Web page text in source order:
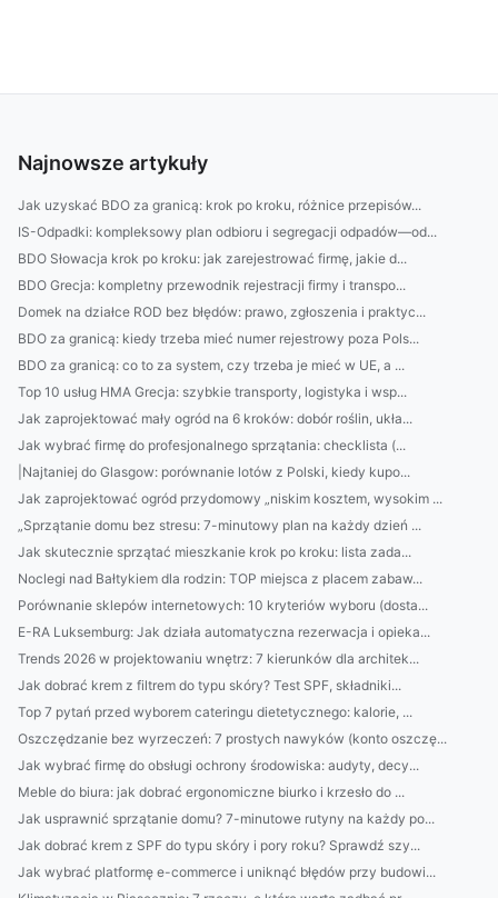
Najnowsze artykuły
Jak uzyskać BDO za granicą: krok po kroku, różnice przepisów...
IS-Odpadki: kompleksowy plan odbioru i segregacji odpadów—od...
BDO Słowacja krok po kroku: jak zarejestrować firmę, jakie d...
BDO Grecja: kompletny przewodnik rejestracji firmy i transpo...
Domek na działce ROD bez błędów: prawo, zgłoszenia i praktyc...
BDO za granicą: kiedy trzeba mieć numer rejestrowy poza Pols...
BDO za granicą: co to za system, czy trzeba je mieć w UE, a ...
Top 10 usług HMA Grecja: szybkie transporty, logistyka i wsp...
Jak zaprojektować mały ogród na 6 kroków: dobór roślin, ukła...
Jak wybrać firmę do profesjonalnego sprzątania: checklista (...
|Najtaniej do Glasgow: porównanie lotów z Polski, kiedy kupo...
Jak zaprojektować ogród przydomowy „niskim kosztem, wysokim ...
„Sprzątanie domu bez stresu: 7-minutowy plan na każdy dzień ...
Jak skutecznie sprzątać mieszkanie krok po kroku: lista zada...
Noclegi nad Bałtykiem dla rodzin: TOP miejsca z placem zabaw...
Porównanie sklepów internetowych: 10 kryteriów wyboru (dosta...
E-RA Luksemburg: Jak działa automatyczna rezerwacja i opieka...
Trends 2026 w projektowaniu wnętrz: 7 kierunków dla architek...
Jak dobrać krem z filtrem do typu skóry? Test SPF, składniki...
Top 7 pytań przed wyborem cateringu dietetycznego: kalorie, ...
Oszczędzanie bez wyrzeczeń: 7 prostych nawyków (konto oszczę...
Jak wybrać firmę do obsługi ochrony środowiska: audyty, decy...
Meble do biura: jak dobrać ergonomiczne biurko i krzesło do ...
Jak usprawnić sprzątanie domu? 7-minutowe rutyny na każdy po...
Jak dobrać krem z SPF do typu skóry i pory roku? Sprawdź szy...
Jak wybrać platformę e-commerce i uniknąć błędów przy budowi...